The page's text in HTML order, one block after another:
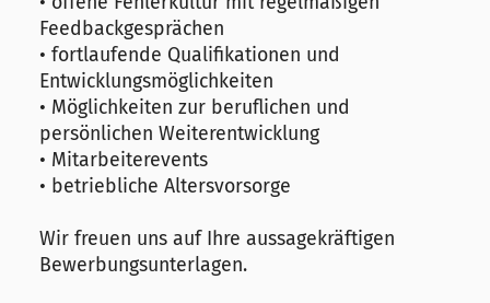
Feedbackgesprächen
• fortlaufende Qualifikationen und
Entwicklungsmöglichkeiten
• Möglichkeiten zur beruflichen und
persönlichen Weiterentwicklung
• Mitarbeiterevents
• betriebliche Altersvorsorge
Wir freuen uns auf Ihre aussagekräftigen
Bewerbungsunterlagen.